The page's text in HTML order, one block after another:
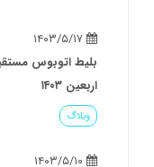
بلیط اتوبوس
اربعین ۱۴۰۳
وبلاگ